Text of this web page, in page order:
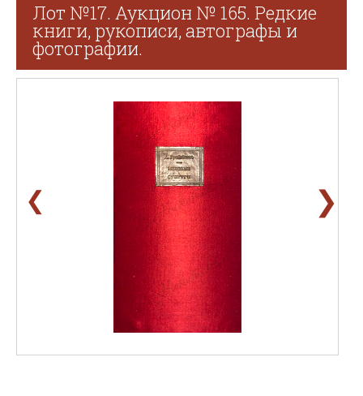
Лот №17. Аукцион № 165. Редкие
книги, рукописи, автографы и
фотографии.
❮ ❯